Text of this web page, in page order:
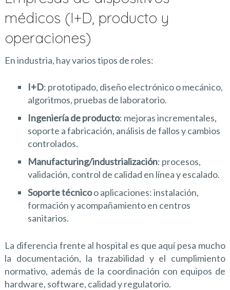
médicos (I+D, producto y
operaciones)
En industria, hay varios tipos de roles:
I+D: prototipado, diseño electrónico o mecánico,
algoritmos, pruebas de laboratorio.
Ingeniería de producto: mejoras incrementales,
soporte a fabricación, análisis de fallos y cambios
controlados.
Manufacturing/industrialización: procesos,
validación, control de calidad en línea y escalado.
Soporte técnicoo aplicaciones: instalación,
formación y acompañamiento en centros
sanitarios.
La diferencia frente al hospital es que aquí pesa mucho
la documentación, la trazabilidad y el cumplimiento
normativo, además de la coordinación con equipos de
hardware, software, calidad y regulatorio.